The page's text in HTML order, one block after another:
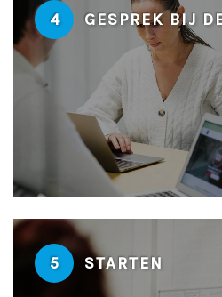
4 GESPREK BIJ
5 STARTEN